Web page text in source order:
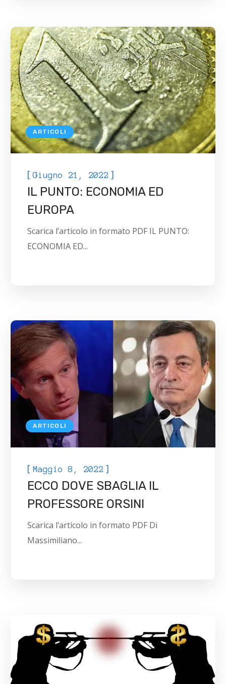
ARTICOLI
[Giugno 21, 2022 ]
IL PUNTO: ECONOMIA ED
EUROPA
Scarica l’articolo in formato PDF IL PUNTO:
ECONOMIA ED...
ARTICOLI
[Maggio 8, 2022 ]
ECCO DOVE SBAGLIA IL
PROFESSORE ORSINI
Scarica l’articolo in formato PDF Di
Massimiliano...